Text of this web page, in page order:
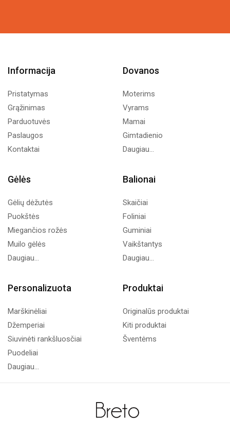
Informacija
Pristatymas
Grąžinimas
Parduotuvės
Paslaugos
Kontaktai
Dovanos
Moterims
Vyrams
Mamai
Gimtadienio
Daugiau...
Gėlės
Gėlių dėžutės
Puokštės
Miegančios rožės
Muilo gėlės
Daugiau...
Balionai
Skaičiai
Foliniai
Guminiai
Vaikštantys
Daugiau...
Personalizuota
Marškinėliai
Džemperiai
Siuvinėti rankšluosčiai
Puodeliai
Daugiau...
Produktai
Originalūs produktai
Kiti produktai
Šventėms